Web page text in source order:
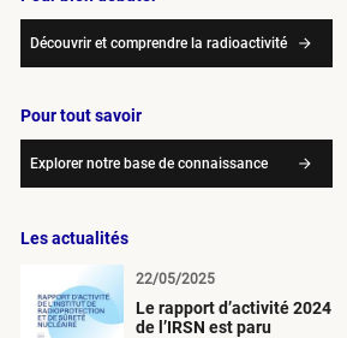
Découvrir et comprendre la radioactivité
Pour tout savoir
Explorer notre base de connaissance
Les actualités
Le rapport d’activité 2024
de l’IRSN est paru
22/05/2025